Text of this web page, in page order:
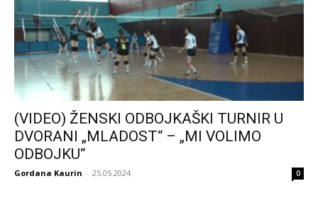
(VIDEO) ŽENSKI ODBOJKAŠKI TURNIR U
DVORANI „MLADOST“ – „MI VOLIMO
ODBOJKU“
Gordana Kaurin - 25.05.2024. 0